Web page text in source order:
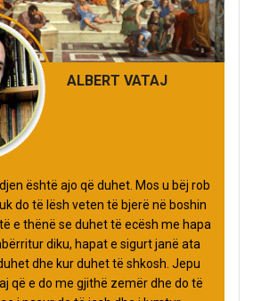
ALBERT VATAJ
është ajo që duhet. Mos u bëj rob
do të lësh veten të bjerë në boshin
e thënë se duhet të ecësh me hapa
diku, hapat e sigurt janë ata
dhe kur duhet të shkosh. Jepu
që e do me gjithë zemër dhe do të